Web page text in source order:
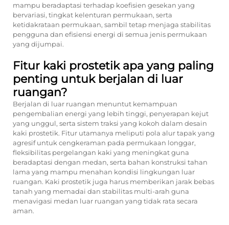
mampu beradaptasi terhadap koefisien gesekan yang
bervariasi, tingkat kelenturan permukaan, serta
ketidakrataan permukaan, sambil tetap menjaga stabilitas
pengguna dan efisiensi energi di semua jenis permukaan
yang dijumpai.
Fitur kaki prostetik apa yang paling
penting untuk berjalan di luar
ruangan?
Berjalan di luar ruangan menuntut kemampuan
pengembalian energi yang lebih tinggi, penyerapan kejut
yang unggul, serta sistem traksi yang kokoh dalam desain
kaki prostetik. Fitur utamanya meliputi pola alur tapak yang
agresif untuk cengkeraman pada permukaan longgar,
fleksibilitas pergelangan kaki yang meningkat guna
beradaptasi dengan medan, serta bahan konstruksi tahan
lama yang mampu menahan kondisi lingkungan luar
ruangan. Kaki prostetik juga harus memberikan jarak bebas
tanah yang memadai dan stabilitas multi-arah guna
menavigasi medan luar ruangan yang tidak rata secara
aman.